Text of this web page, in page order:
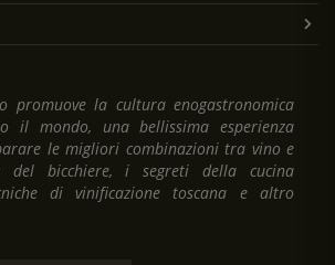
promuove la cultura enogastronomica
il mondo, una bellissima esperienza
le migliori combinazioni tra vino e
del bicchiere, i segreti della cucina
di vinificazione toscana e altro